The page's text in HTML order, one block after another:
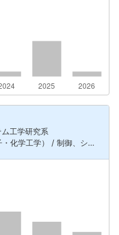
工学研究系
ェース、インタラクション、情報通信 / ロボティクス、知能機械システム